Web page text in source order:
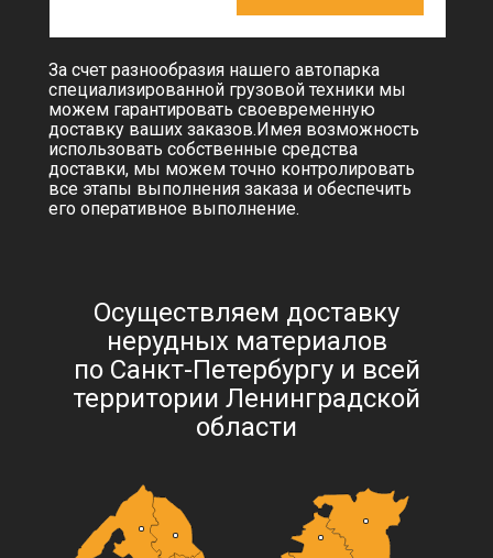
За счет разнообразия нашего автопарка
специализированной грузовой техники мы
можем гарантировать своевременную
доставку ваших заказов.Имея возможность
использовать собственные средства
доставки, мы можем точно контролировать
все этапы выполнения заказа и обеспечить
его оперативное выполнение.
Осуществляем доставку
нерудных материалов
по Санкт-Петербургу и всей
территории Ленинградской
области